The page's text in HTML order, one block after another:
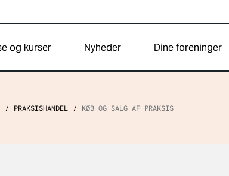
og kurser Nyheder Dine foreninger
PRAKSISHANDEL KØB OG SALG AF PRAKSIS